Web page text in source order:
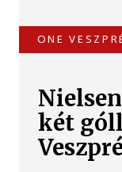
ONE
két